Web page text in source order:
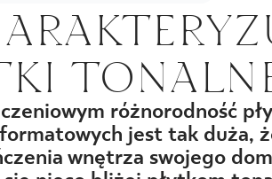
+48
SKLEP
różnorodność
jest tak duża,
wnętrza swojego